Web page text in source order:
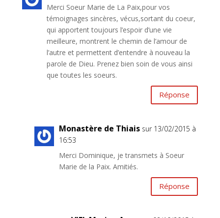
Merci Soeur Marie de La Paix,pour vos
témoignages sincères, vécus,sortant du coeur,
qui apportent toujours l’espoir d’une vie
meilleure, montrent le chemin de l’amour de
l’autre et permettent d’entendre à nouveau la
parole de Dieu. Prenez bien soin de vous ainsi
que toutes les soeurs.
Réponse
Monastère de Thiais sur 13/02/2015 à
16:53
Merci Dominique, je transmets à Soeur
Marie de la Paix. Amitiés.
Réponse